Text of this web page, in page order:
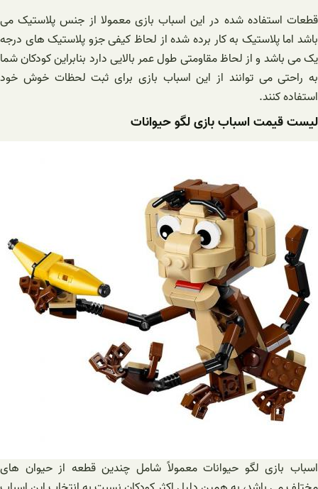
قطعات استفاده شده در این اسباب بازی معمولا از جنس پلاستیک می
باشد اما پلاستیک به کار برده شده از لحاظ کیفی جزو پلاستیک های درجه
یک می باشد و از لحاظ مقاومتی طول عمر بالایی دارد بنابراین کودکان شما
به راحتی می‌ توانند از این اسباب بازی برای ثبت لحظات خوش خود
استفاده کنند.
لیست قیمت اسباب بازی لگو حیوانات
اسباب بازی لگو حیوانات معمولاً شامل چندین قطعه از حیوان های